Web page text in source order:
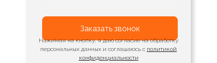
Заказать звонок
Нажимая на кнопку, я даю согласие на обработку
персональных данных и соглашаюсь с политикой
конфиденциальности